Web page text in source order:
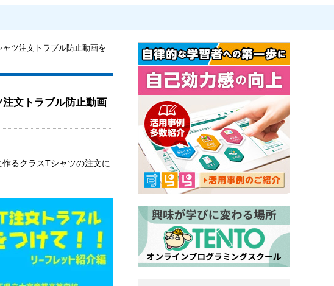
ツ注文トラブル防止動画を
文トラブル防止動画
るクラスTシャツの注文に